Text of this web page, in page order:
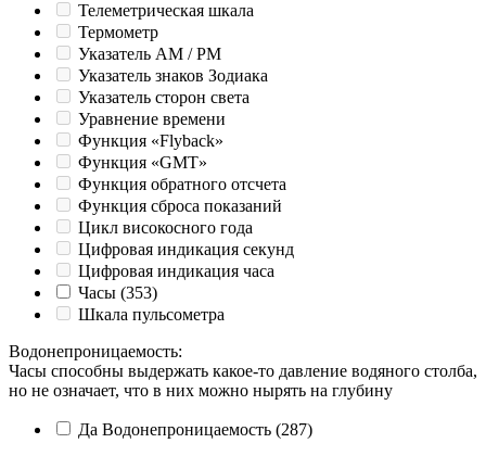
Телеметрическая шкала
Термометр
Указатель AM / PM
Указатель знаков Зодиака
Указатель сторон света
Уравнение времени
Функция «Flyback»
Функция «GMT»
Функция обратного отсчета
Функция сброса показаний
Цикл високосного года
Цифровая индикация секунд
Цифровая индикация часа
Часы (353)
Шкала пульсометра
Водонепроницаемость:
Часы способны выдержать какое-то давление водяного столба,
но не означает, что в них можно нырять на глубину
Да Водонепроницаемость (287)